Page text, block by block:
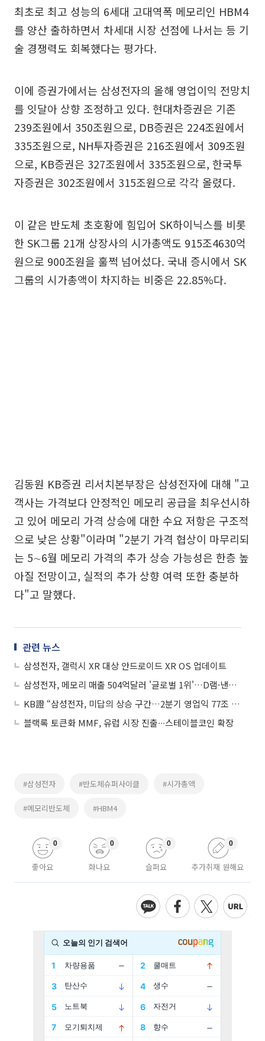
최초로 최고 성능의 6세대 고대역폭 메모리인 HBM4
를 양산 출하하면서 차세대 시장 선점에 나서는 등 기
술 경쟁력도 회복했다는 평가다.
이에 증권가에서는 삼성전자의 올해 영업이익 전망치
를 잇달아 상향 조정하고 있다. 현대차증권은 기존
239조원에서 350조원으로, DB증권은 224조원에서
335조원으로, NH투자증권은 216조원에서 309조원
으로, KB증권은 327조원에서 335조원으로, 한국투
자증권은 302조원에서 315조원으로 각각 올렸다.
이 같은 반도체 초호황에 힘입어 SK하이닉스를 비롯
한 SK그룹 21개 상장사의 시가총액도 915조4630억
원으로 900조원을 훌쩍 넘어섰다. 국내 증시에서 SK
그룹의 시가총액이 차지하는 비중은 22.85%다.
김동원 KB증권 리서치본부장은 삼성전자에 대해 "고
객사는 가격보다 안정적인 메모리 공급을 최우선시하
고 있어 메모리 가격 상승에 대한 수요 저항은 구조적
으로 낮은 상황"이라며 "2분기 가격 협상이 마무리되
는 5∼6월 메모리 가격의 추가 상승 가능성은 한층 높
아질 전망이고, 실적의 추가 상향 여력 또한 충분하
다"고 말했다.
관련 뉴스
삼성전자, 갤럭시 XR 대상 안드로이드 XR OS 업데이트
삼성전자, 메모리 매출 504억달러 '글로벌 1위'…D램·낸드 동시 신기록
KB證 “삼성전자, 미답의 상승 구간…2분기 영업익 77조 전망”
블랙록 토큰화 MMF, 유럽 시장 진출∙∙∙스테이블코인 확장
#삼성전자 #반도체슈퍼사이클 #시가총액
#메모리반도체 #HBM4
좋아요
0
화나요
0
슬퍼요
0
추가취재 원해요
0